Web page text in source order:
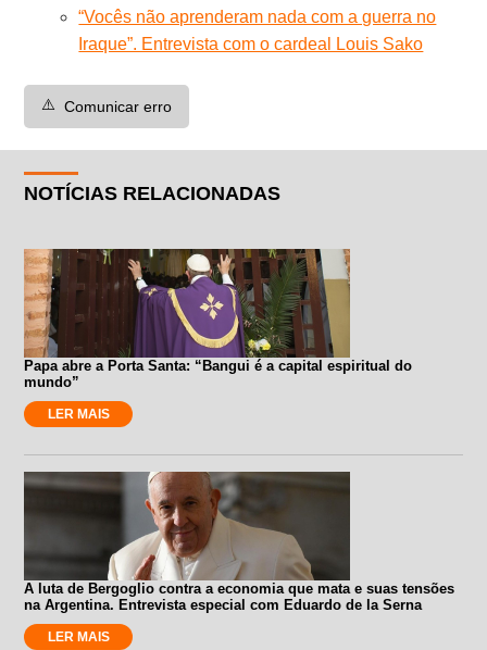
“Vocês não aprenderam nada com a guerra no
Iraque”. Entrevista com o cardeal Louis Sako
⚠️ Comunicar erro
NOTÍCIAS RELACIONADAS
Papa abre a Porta Santa: “Bangui é a capital espiritual do
mundo”
LER MAIS
A luta de Bergoglio contra a economia que mata e suas tensões
na Argentina. Entrevista especial com Eduardo de la Serna
LER MAIS